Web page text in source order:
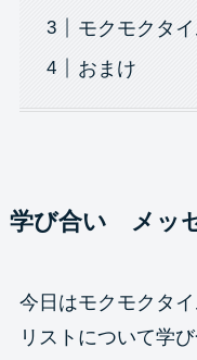
モクモクタイ
おまけ
学び合い メッ
今日はモクモクタ
リストについて学